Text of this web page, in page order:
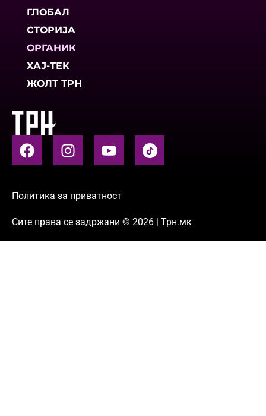
ГЛОБАЛ
СТОРИЈА
ОРГАНИК
ХАЈ-ТЕК
ЖОЛТ ТРН
Политика за приватност
Сите права се задржани © 2026 | Трн.мк